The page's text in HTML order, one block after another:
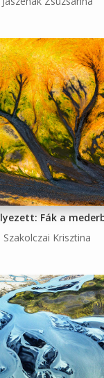
Fák a
Szakolczai Krisztina